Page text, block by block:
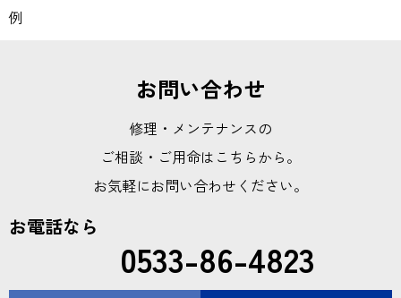
例
お問い合わせ
修理・メンテナンスの
ご相談・ご用命はこちらから。
お気軽にお問い合わせください。
お電話なら
0533-86-4823